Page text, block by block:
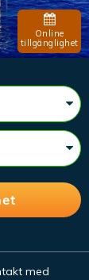
Online
tillgänglighet
med